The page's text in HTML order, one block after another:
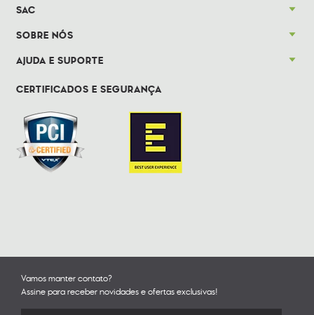
SAC
SOBRE NÓS
AJUDA E SUPORTE
CERTIFICADOS E SEGURANÇA
Vamos manter contato?
Assine para receber novidades e ofertas exclusivas!